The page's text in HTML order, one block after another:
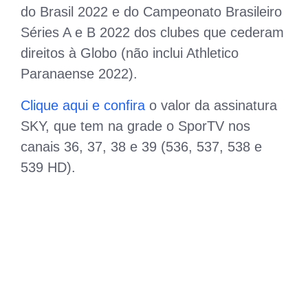
do Brasil 2022 e do Campeonato Brasileiro
Séries A e B 2022 dos clubes que cederam
direitos à Globo (não inclui Athletico
Paranaense 2022).
Clique aqui e confira o valor da assinatura
SKY, que tem na grade o SporTV nos
canais 36, 37, 38 e 39 (536, 537, 538 e
539 HD).